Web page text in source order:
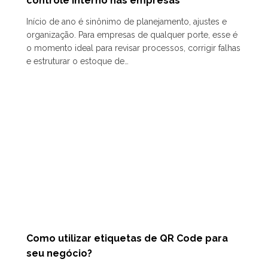
Início de ano é sinônimo de planejamento, ajustes e
organização. Para empresas de qualquer porte, esse é
o momento ideal para revisar processos, corrigir falhas
e estruturar o estoque de…
Como utilizar etiquetas de QR Code para
seu negócio?